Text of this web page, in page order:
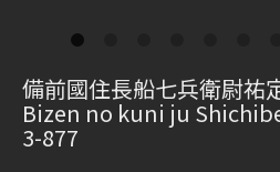
備前國住長船七兵衛尉
Bizen no kuni ju
3-877